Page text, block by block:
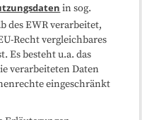
in sog.
des EWR verarbeitet,
Recht vergleichbares
Es besteht u.a. das
verarbeiteten Daten
eingeschränkt